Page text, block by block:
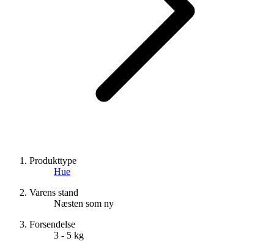
Produkttype
Hue
Varens stand
Næsten som ny
Forsendelse
3 - 5 kg